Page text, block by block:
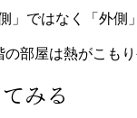
」ではなく「外側
部屋は熱がこも
みる